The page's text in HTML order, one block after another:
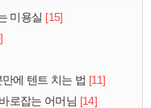
미용실 [15]
에 텐트 치는 법 [11]
로잡는 어머님 [14]